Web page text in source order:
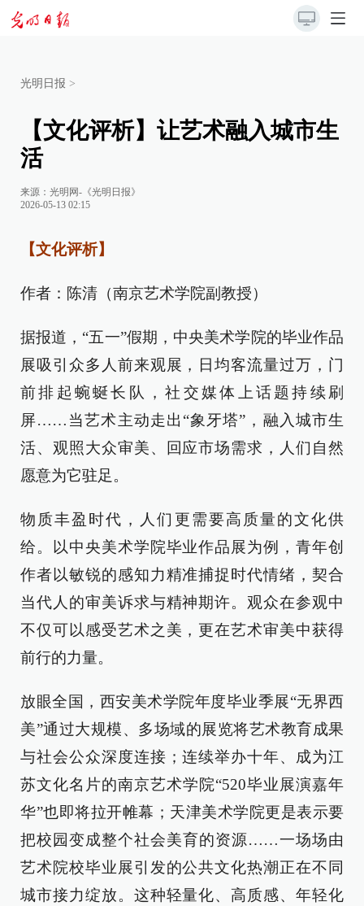
光明日报 >
【文化评析】让艺术融入城市生
活
来源： 光明网-《光明日报》
2026-05-13 02:15
【文化评析】
作者：陈清（南京艺术学院副教授）
据报道，“五一”假期，中央美术学院的毕业作品
展吸引众多人前来观展，日均客流量过万，门
前排起蜿蜒长队，社交媒体上话题持续刷
屏……当艺术主动走出“象牙塔”，融入城市生
活、观照大众审美、回应市场需求，人们自然
愿意为它驻足。
物质丰盈时代，人们更需要高质量的文化供
给。以中央美术学院毕业作品展为例，青年创
作者以敏锐的感知力精准捕捉时代情绪，契合
当代人的审美诉求与精神期许。观众在参观中
不仅可以感受艺术之美，更在艺术审美中获得
前行的力量。
放眼全国，西安美术学院年度毕业季展“无界西
美”通过大规模、多场域的展览将艺术教育成果
与社会公众深度连接；连续举办十年、成为江
苏文化名片的南京艺术学院“520毕业展演嘉年
华”也即将拉开帷幕；天津美术学院更是表示要
把校园变成整个社会美育的资源……一场场由
艺术院校毕业展引发的公共文化热潮正在不同
城市接力绽放。这种轻量化、高质感、年轻化